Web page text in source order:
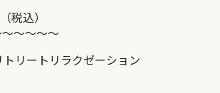
込）
～～～～
リートリラクゼーション